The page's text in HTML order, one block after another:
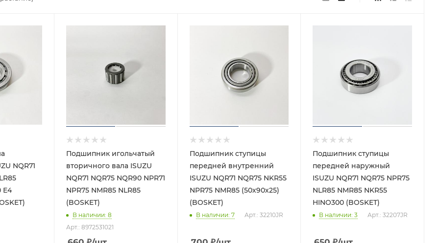
NQR71
Е4
Подшипник игольчатый
вторичного вала ISUZU
NQR71 NQR75 NQR90 NPR71
NPR75 NMR85 NLR85
(BOSKET)
В наличии: 8
Арт.: 8972531021
Подшипник ступицы
передней внутренний
ISUZU NQR71 NQR75 NKR55
NPR75 NMR85 (50х90х25)
(BOSKET)
В наличии: 7 Арт.: 32210JR
Подшипник ступицы
передней наружный
ISUZU NQR71 NQR75 NPR75
NLR85 NMR85 NKR55
HINO300 (BOSKET)
В наличии: 3 Арт.: 32207JR